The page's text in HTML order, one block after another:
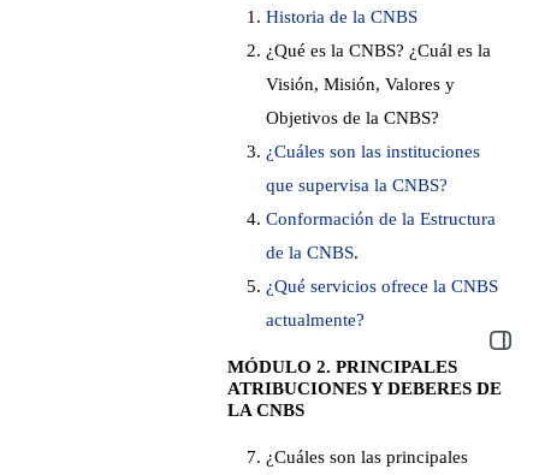
Abrir
Historia de la CNBS
¿Qué es la CNBS? ¿Cuál es la
Visión, Misión, Valores y
Objetivos de la CNBS?
¿Cuáles son las instituciones
que supervisa la CNBS?
Conformación de la Estructura
de la CNBS.
¿Qué servicios ofrece la CNBS
actualmente?
MÓDULO 2. PRINCIPALES
ATRIBUCIONES Y DEBERES DE
LA CNBS
¿Cuáles son las principales